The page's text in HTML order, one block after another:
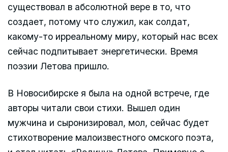
существовал в абсолютной вере в то, что
создает, потому что служил, как солдат,
какому-то ирреальному миру, который нас всех
сейчас подпитывает энергетически. Время
поэзии Летова пришло.
В Новосибирске я была на одной встрече, где
авторы читали свои стихи. Вышел один
мужчина и сыронизировал, мол, сейчас будет
стихотворение малоизвестного омского поэта,